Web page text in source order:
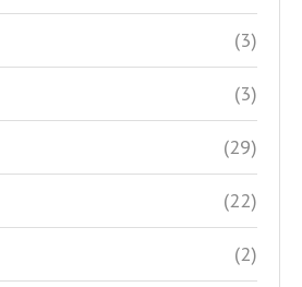
(3)
(3)
(29)
(22)
(2)